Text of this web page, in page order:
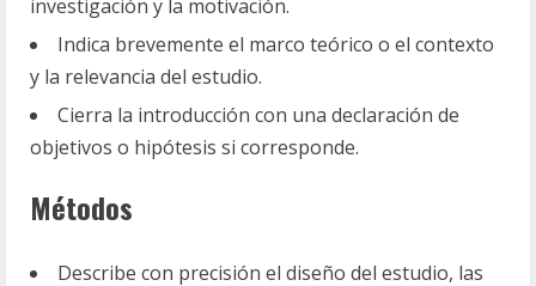
investigación y la motivación.
Indica brevemente el marco teórico o el contexto
y la relevancia del estudio.
Cierra la introducción con una declaración de
objetivos o hipótesis si corresponde.
Métodos
Describe con precisión el diseño del estudio, las